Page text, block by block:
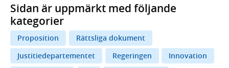
Sidan är uppmärkt med följande
kategorier
Proposition
Rättsliga dokument
Justitiedepartementet
Regeringen
Innovation